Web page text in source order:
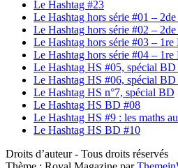
Le Hashtag #23
Le Hashtag hors série #01 –
Le Hashtag hors série #02 –
Le Hashtag hors série #03 – 1re
Le Hashtag hors série #04 – 1re
Le Hashtag HS #05, spécial
Le Hashtag HS #06, spécial
Le Hashtag HS n°7, spécial BD
Le Hashtag HS BD #08
Le Hashtag HS #9 : les maths
Le Hashtag HS BD #10
Droits d’auteur - Tous droits réservés